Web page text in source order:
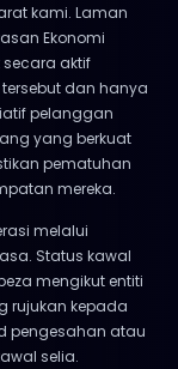
kami. Laman
Ekonomi
secara aktif
dan hanya
pelanggan
yang berkuat
pematuhan
mereka.
melalui
Status kawal
mengikut entiti
rujukan kepada
pengesahan atau
selia.